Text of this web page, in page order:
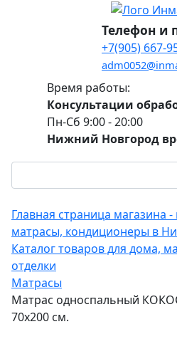
Телефон и
+7(905) 667-
Время работы:
Консультации
Пн-Сб 9:00 - 20:00
Нижний Новгород
Главная страница магазина
матрасы, кондиционеры в
Каталог товаров для дома,
отделки
Матрасы
Матрас односпальный
70х200 см.